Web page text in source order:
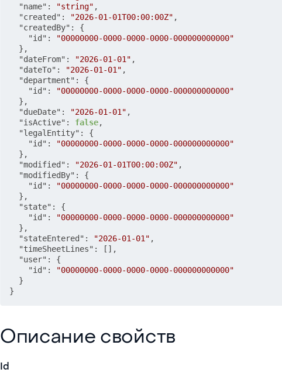
"name" : "string" ,
"created" : "2026-01-01T00:00:00Z" ,
"createdBy" :
{
"id" :
"00000000-0000-0000-0000-000000000000"
} ,
"dateFrom" : "2026-01-01" ,
"dateTo" : "2026-01-01" ,
"department" :
{
"id" :
"00000000-0000-0000-0000-000000000000"
} ,
"dueDate" : "2026-01-01" ,
"isActive" : false,
"legalEntity" :
{
"id" :
"00000000-0000-0000-0000-000000000000"
} ,
"modified" : "2026-01-01T00:00:00Z" ,
"modifiedBy" :
{
"id" :
"00000000-0000-0000-0000-000000000000"
} ,
"state" :
{
"id" :
"00000000-0000-0000-0000-000000000000"
} ,
"stateEntered" : "2026-01-01" ,
"timeSheetLines" : [ ] ,
"user" :
{
"id" :
"00000000-0000-0000-0000-000000000000"
}
}
Описание свойств
Описание свойств
Id